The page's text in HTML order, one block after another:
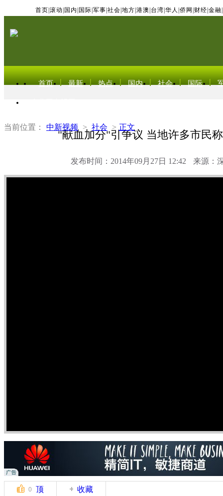
首页 滚动 国内 国际 军事 社会 地方 港澳 台湾 华人 侨网 财经 金融
首页 最新 热点 国内 社会 国际
当前位置： 中新视频 > 社会 > 正文
"献血加分"引争议 当地许多市民
发布时间：2014年09月27日 12:42 来源：
0 顶 收藏